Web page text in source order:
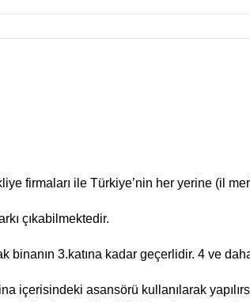
firmaları ile Türkiye’nin her yerine (il
çıkabilmektedir.
3.katına kadar geçerlidir. 4 ve
içerisindeki asansörü kullanılarak